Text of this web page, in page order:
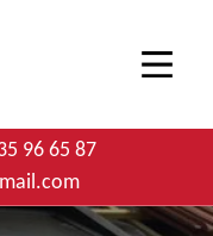
96 65 87